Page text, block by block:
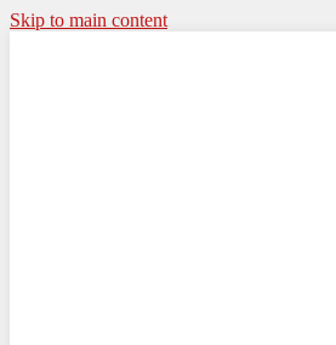
Skip to main content